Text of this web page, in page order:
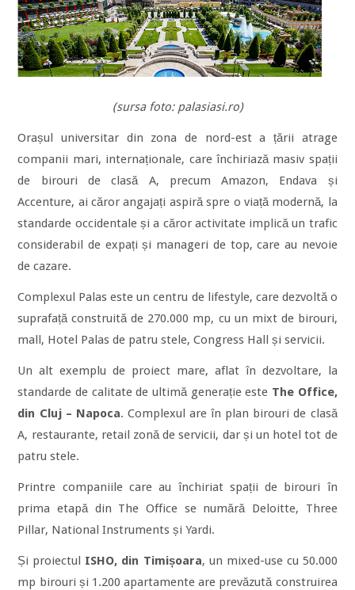
(sursa foto: palasiasi.ro)
Orașul universitar din zona de nord-est a țării atrage
companii mari, internaționale, care închiriază masiv spații
de birouri de clasă A, precum Amazon, Endava și
Accenture, ai căror angajați aspiră spre o viață modernă, la
standarde occidentale și a căror activitate implică un trafic
considerabil de expați și manageri de top, care au nevoie
de cazare.
Complexul Palas este un centru de lifestyle, care dezvoltă o
suprafață construită de 270.000 mp, cu un mixt de birouri,
mall, Hotel Palas de patru stele, Congress Hall și servicii.
Un alt exemplu de proiect mare, aflat în dezvoltare, la
standarde de calitate de ultimă generație este The Office,
din Cluj – Napoca. Complexul are în plan birouri de clasă
A, restaurante, retail zonă de servicii, dar și un hotel tot de
patru stele.
Printre companiile care au închiriat spații de birouri în
prima etapă din The Office se numără Deloitte, Three
Pillar, National Instruments și Yardi.
Și proiectul ISHO, din Timișoara, un mixed-use cu 50.000
mp birouri și 1.200 apartamente are prevăzută construirea